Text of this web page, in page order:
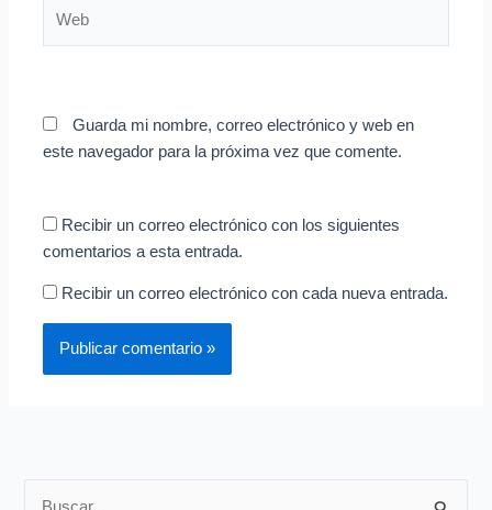
Guarda mi nombre, correo electrónico y web en
este navegador para la próxima vez que comente.
Recibir un correo electrónico con los siguientes
comentarios a esta entrada.
Recibir un correo electrónico con cada nueva entrada.